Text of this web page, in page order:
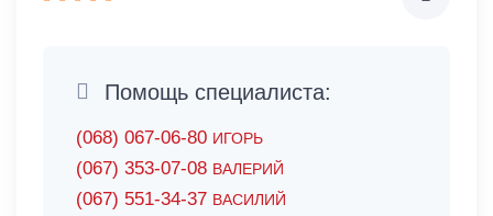
Помощь специалиста:
(068) 067-06-80 ИГОРЬ
(067) 353-07-08 ВАЛЕРИЙ
(067) 551-34-37 ВАСИЛИЙ